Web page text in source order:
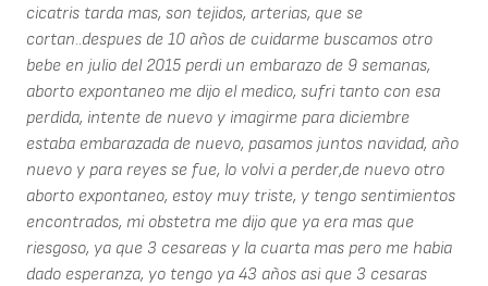
cicatris tarda mas, son tejidos, arterias, que se
cortan..despues de 10 años de cuidarme buscamos otro
bebe en julio del 2015 perdi un embarazo de 9 semanas,
aborto expontaneo me dijo el medico, sufri tanto con esa
perdida, intente de nuevo y imagirme para diciembre
estaba embarazada de nuevo, pasamos juntos navidad, año
nuevo y para reyes se fue, lo volvi a perder,de nuevo otro
aborto expontaneo, estoy muy triste, y tengo sentimientos
encontrados, mi obstetra me dijo que ya era mas que
riesgoso, ya que 3 cesareas y la cuarta mas pero me habia
dado esperanza, yo tengo ya 43 años asi que 3 cesaras